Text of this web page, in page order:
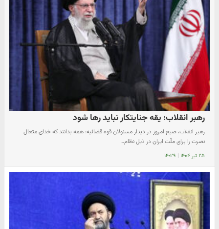
رهبر انقلاب: یقه جنایتکار نباید رها شود
رهبر انقلاب، صبح امروز در دیدار مسئولان قوه قضائیه: همه بدانند که خدای متعال
نصرت را برای ملّت ایران در ذیل نظام…
۲۵ تیر ۱۴۰۴ | ۱۴:۲۹